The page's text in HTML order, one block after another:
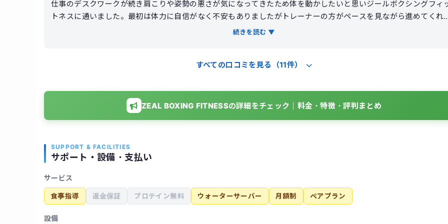
仕事のデスクワークが続き肩こりや姿勢の悪さが気になってきたため体を動かしたいと思いジールボクシングフィ
トネスに通いました。最初は体力に自信がなく不安もありましたがトレーナーの方がペースを見ながら進めてくれ
ので無理なく続けられました。サンドバッグを打つトレーニングは想像以上に全身を使い終わった後は気持ちがすっ
続きを読む ▼
すべての口コミを見る（11件）
ZEAL BOXING FITNESSの詳細をチェック｜料金・特徴・評判まとめ
SUPPORT & FACILITIES
サポート・設備・支払い
サービス
食事指導 返金保証 プロテイン無料 ウォーターサーバー 月額制 ペアプラン
設備